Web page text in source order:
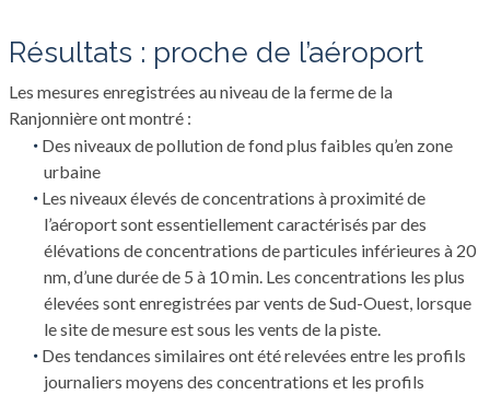
résultats : proche de l’aéroport
Les mesures enregistrées au niveau de la ferme de la
Ranjonnière ont montré :
Des niveaux de pollution de fond plus faibles qu’en zone
urbaine
Les niveaux élevés de concentrations à proximité de
l’aéroport sont essentiellement caractérisés par des
élévations de concentrations de particules inférieures à 20
nm, d’une durée de 5 à 10 min. Les concentrations les plus
élevées sont enregistrées par vents de Sud-Ouest, lorsque
le site de mesure est sous les vents de la piste.
Des tendances similaires ont été relevées entre les profils
journaliers moyens des concentrations et les profils